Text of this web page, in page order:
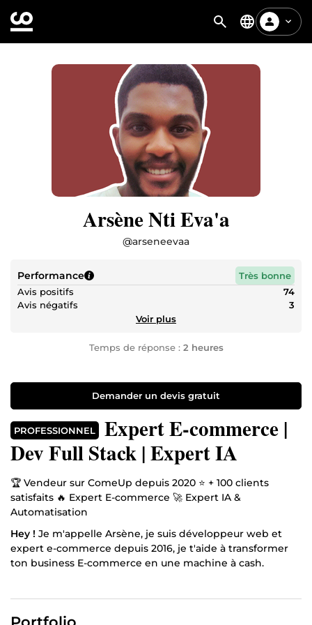
Arsène Nti Eva'a
@arseneevaa
Performance
Très bonne
Avis positifs
74
Avis négatifs
3
Voir plus
Temps de réponse : 2 heures
Demander un devis gratuit
PROFESSIONNEL
Expert E-commerce |
Dev Full Stack | Expert IA
🏆 Vendeur sur ComeUp depuis 2020 ⭐ + 100 clients
satisfaits 🔥 Expert E-commerce 🚀 Expert IA &
Automatisation
Hey ! Je m'appelle Arsène, je suis développeur web et
expert e-commerce depuis 2016, je t'aide à transformer
ton business E-commerce en une machine à cash.
Je baigne dans cet univers depuis 10 ans déjà, et j’ai
accompagné plusieurs marques E-commerce ainsi que